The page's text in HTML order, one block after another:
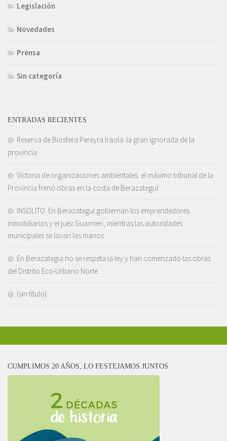
Legislación
Novedades
Prensa
Sin categoría
ENTRADAS RECIENTES
Reserva de Biosfera Pereyra Iraola: la gran ignorada de la
provincia
Victoria de organizaciones ambientales: el máximo tribunal de la
Provincia frenó obras en la costa de Berazategui.
INSOLITO. En Berazategui gobiernan los emprendedores
inmobiliarios y el juez Guarnieri, mientras las autoridades
municipales se lavan las manos.
En Berazategui no se respeta la ley y han comenzado las obras
del Distrito Eco-Urbano Norte.
(sin título)
CUMPLIMOS 20 AÑOS, LO FESTEJAMOS JUNTOS